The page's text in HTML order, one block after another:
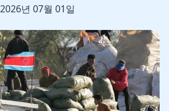
2026년 07월 01일